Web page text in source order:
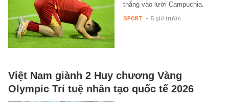
thắng vào lưới Campuchia.
SPORT - 5 giờ trước
Việt Nam giành 2 Huy chương Vàng
Olympic Trí tuệ nhân tạo quốc tế 2026